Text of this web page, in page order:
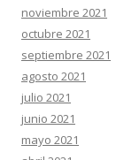
noviembre 2021
octubre 2021
septiembre 2021
agosto 2021
julio 2021
junio 2021
mayo 2021